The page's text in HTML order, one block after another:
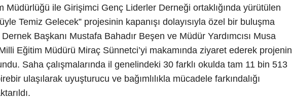
Müdürlüğü ile Girişimci Genç Liderler Derneği ortaklığında yürütülen
Temiz Gelecek” projesinin kapanışı dolayısıyla özel bir buluşma
Başkanı Mustafa Bahadır Beşen ve Müdür Yardımcısı Musa
Eğitim Müdürü Miraç Sünnetci’yi makamında ziyaret ederek projenin
Saha çalışmalarında il genelindeki 30 farklı okulda tam 11 bin 513
ulaşılarak uyuşturucu ve bağımlılıkla mücadele farkındalığı